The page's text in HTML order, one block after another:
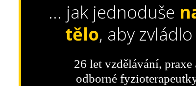
... jak jednoduše
tělo, aby
26 let vzdělávání, praxe
odborné